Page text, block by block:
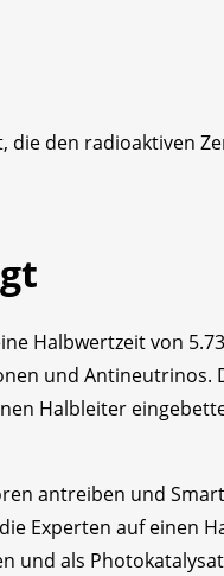
die den radioaktiven
Halbwertzeit von
und Antineutrinos.
Halbleiter
antreiben und
Experten auf einen
und als